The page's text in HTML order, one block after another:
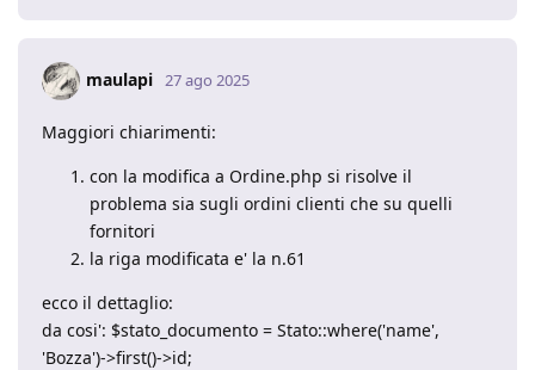
maulapi 27 ago 2025
Maggiori chiarimenti:
con la modifica a Ordine.php si risolve il
problema sia sugli ordini clienti che su quelli
fornitori
la riga modificata e' la n.61
ecco il dettaglio:
da cosi': $stato_documento = Stato::where('name',
'Bozza')->first()->id;